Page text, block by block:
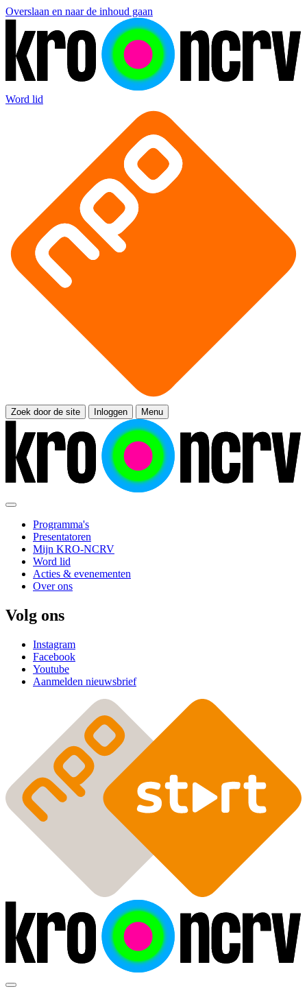
Overslaan en naar de inhoud gaan
Word lid
Zoek door de site Inloggen Menu
Programma's
Presentatoren
Mijn KRO-NCRV
Word lid
Acties & evenementen
Over ons
Volg ons
Instagram
Facebook
Youtube
Aanmelden nieuwsbrief